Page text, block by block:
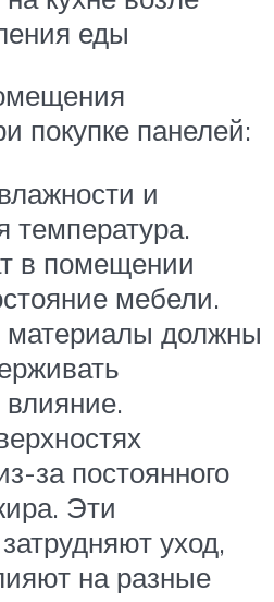
еды
покупке панелей:
и
температура.
в помещении
мебели.
должны
влияние.
за постоянного
Эти
уход,
на разные